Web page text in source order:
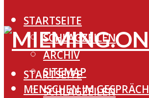
STARTSEITE
SCHLAGZEILEN
ARCHIV
SITEMAP
MENSCHEN IM GESPRÄCH
STARTSEITE
SCHLAGZEILEN